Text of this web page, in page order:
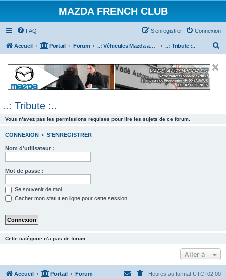
MAZDA FRENCH CLUB
FAQ Connexion
S’enregistrer
Accueil Portail Forum ..: Véhicules Mazda ancien (<2003) :.. ..: Tribute :..
e
..: Tribute :..
Vous n’avez pas les permissions requises pour lire les sujets de ce forum.
CONNEXION • S’ENREGISTRER
Nom d’utilisateur :
Mot de passe :
Se souvenir de moi
Cacher mon statut en ligne pour cette session
Cette catégorie n’a pas de forum.
Aller à
Accueil Portail Forum Heures au format UTC+02:00